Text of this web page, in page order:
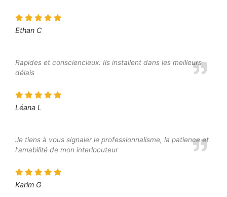
Ethan C
Rapides et consciencieux. Ils installent dans les meilleurs
délais
Léana L
Je tiens à vous signaler le professionnalisme, la patience et
l'amabilité de mon interlocuteur
Karim G